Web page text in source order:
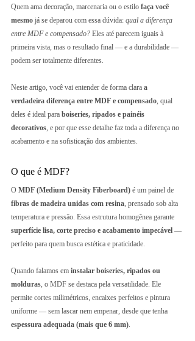
Quem ama decoração, marcenaria ou o estilo faça você
mesmo já se deparou com essa dúvida: qual a diferença
entre MDF e compensado? Eles até parecem iguais à
primeira vista, mas o resultado final — e a durabilidade —
podem ser totalmente diferentes.
Neste artigo, você vai entender de forma clara a
verdadeira diferença entre MDF e compensado, qual
deles é ideal para boiseries, ripados e painéis
decorativos, e por que esse detalhe faz toda a diferença no
acabamento e na sofisticação dos ambientes.
O que é MDF?
O MDF (Medium Density Fiberboard) é um painel de
fibras de madeira unidas com resina, prensado sob alta
temperatura e pressão. Essa estrutura homogênea garante
superfície lisa, corte preciso e acabamento impecável —
perfeito para quem busca estética e praticidade.
Quando falamos em instalar boiseries, ripados ou
molduras, o MDF se destaca pela versatilidade. Ele
permite cortes milimétricos, encaixes perfeitos e pintura
uniforme — sem lascar nem empenar, desde que tenha
espessura adequada (mais que 6 mm).